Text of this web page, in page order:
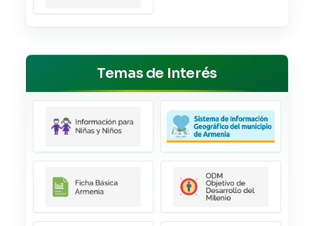
Temas de Interés